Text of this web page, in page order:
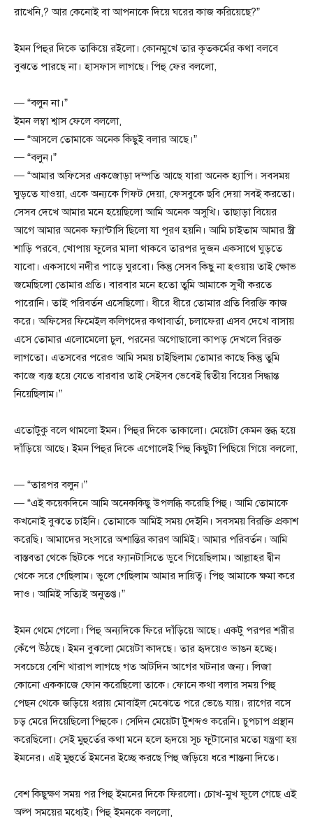
রাখেনি,? আর কেনোই বা আপনাকে দিয়ে ঘরের কাজ করিয়েছে?”
ইমন পিহুর দিকে তাকিয়ে রইলো। কোনমুখে তার কৃতকর্মের কথা বলবে
বুঝতে পারছে না। হাসফাস লাগছে। পিহু ফের বললো,
— “বলুন না।”
ইমন লম্বা শ্বাস ফেলে বললো,
— “আসলে তোমাকে অনেক কিছুই বলার আছে।”
— “বলুন।”
— “আমার অফিসের একজোড়া দম্পতি আছে যারা অনেক হ্যাপি। সবসময়
ঘুড়তে যাওয়া, একে অন্যকে গিফট দেয়া, ফেসবুকে ছবি দেয়া সবই করতো।
সেসব দেখে আমার মনে হয়েছিলো আমি অনেক অসুখি। তাছাড়া বিয়ের
আগে আমার অনেক ফ্যান্টাসি ছিলো যা পূরণ হয়নি। আমি চাইতাম আমার স্ত্রী
শাড়ি পরবে, খোপায় ফুলের মালা থাকবে তারপর দুজন একসাথে ঘুড়তে
যাবো। একসাথে নদীর পাড়ে ঘুরবো। কিন্তু সেসব কিছু না হওয়ায় তাই ক্ষোভ
জমেছিলো তোমার প্রতি। বারবার মনে হতো তুমি আমাকে সুখী করতে
পারোনি। তাই পরিবর্তন এসেছিলো। ধীরে ধীরে তোমার প্রতি বিরক্তি কাজ
করে। অফিসের ফিমেইল কলিগদের কথাবার্তা, চলাফেরা এসব দেখে বাসায়
এসে তোমার এলোমেলো চুল, পরনের অগোছালো কাপড় দেখলে বিরক্ত
লাগতো। এতসবের পরেও আমি সময় চাইছিলাম তোমার কাছে কিন্তু তুমি
কাজে ব্যস্ত হয়ে যেতে বারবার তাই সেইসব ভেবেই দ্বিতীয় বিয়ের সিদ্ধান্ত
নিয়েছিলাম।”
এতোটুকু বলে থামলো ইমন। পিহুর দিকে তাকালো। মেয়েটা কেমন স্তব্ধ হয়ে
দাঁড়িয়ে আছে। ইমন পিহুর দিকে এগোলেই পিহু কিছুটা পিছিয়ে গিয়ে বললো,
— “তারপর বলুন।”
— “এই কয়েকদিনে আমি অনেককিছু উপলব্ধি করেছি পিহু। আমি তোমাকে
কখনোই বুঝতে চাইনি। তোমাকে আমিই সময় দেইনি। সবসময় বিরক্তি প্রকাশ
করেছি। আমাদের সংসারে অশান্তির কারণ আমিই। আমার পরিবর্তন। আমি
বাস্তবতা থেকে ছিটকে পরে ফ্যানটাসিতে ডুবে গিয়েছিলাম। আল্লাহর দ্বীন
থেকে সরে গেছিলাম। ভুলে গেছিলাম আমার দায়িত্ব। পিহু আমাকে ক্ষমা করে
দাও। আমিই সত্যিই অনুতপ্ত।”
ইমন থেমে গেলো। পিহু অন্যদিকে ফিরে দাঁড়িয়ে আছে। একটু পরপর শরীর
কেঁপে উঠছে। ইমন বুঝলো মেয়েটা কাদছে। তার হৃদয়েও ভাঙন হচ্ছে।
সবচেয়ে বেশি খারাপ লাগছে গত আটদিন আগের ঘটনার জন্য। লিজা
কোনো এককাজে ফোন করেছিলো তাকে। ফোনে কথা বলার সময় পিহু
পেছন থেকে জড়িয়ে ধরায় মোবাইল মেঝেতে পরে ভেঙে যায়। রাগের বসে
চড় মেরে দিয়েছিলো পিহুকে। সেদিন মেয়েটা টুশব্দও করেনি। চুপচাপ প্রস্থান
করেছিলো। সেই মুহুর্তের কথা মনে হলে হৃদয়ে সূচ ফুটানোর মতো যন্ত্রণা হয়
ইমনের। এই মুহুর্তে ইমনের ইচ্ছে করছে পিহু জড়িয়ে ধরে শান্তনা দিতে।
বেশ কিছুক্ষণ সময় পর পিহু ইমনের দিকে ফিরলো। চোখ-মুখ ফুলে গেছে এই
অল্প সময়ের মধ্যেই। পিহু ইমনকে বললো,